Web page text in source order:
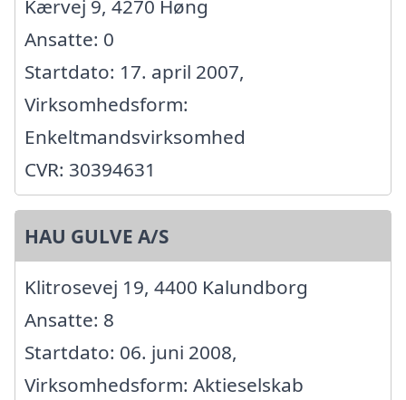
Kærvej 9, 4270 Høng
Ansatte: 0
Startdato: 17. april 2007,
Virksomhedsform:
Enkeltmandsvirksomhed
CVR: 30394631
HAU GULVE A/S
Klitrosevej 19, 4400 Kalundborg
Ansatte: 8
Startdato: 06. juni 2008,
Virksomhedsform: Aktieselskab